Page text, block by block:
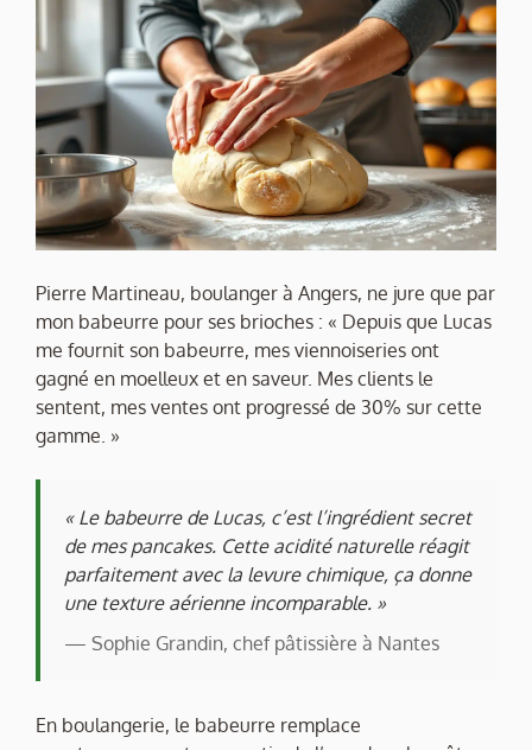
Pierre Martineau, boulanger à Angers, ne jure que par
mon babeurre pour ses brioches : « Depuis que Lucas
me fournit son babeurre, mes viennoiseries ont
gagné en moelleux et en saveur. Mes clients le
sentent, mes ventes ont progressé de 30% sur cette
gamme. »
« Le babeurre de Lucas, c’est l’ingrédient secret
de mes pancakes. Cette acidité naturelle réagit
parfaitement avec la levure chimique, ça donne
une texture aérienne incomparable. »
— Sophie Grandin, chef pâtissière à Nantes
En boulangerie, le babeurre remplace